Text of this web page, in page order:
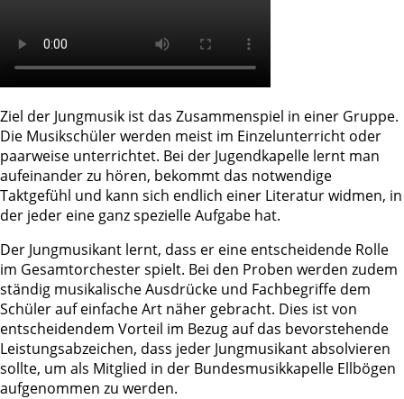
Ziel der Jungmusik ist das Zusammenspiel in einer Gruppe.
Die Musikschüler werden meist im Einzelunterricht oder
paarweise unterrichtet. Bei der Jugendkapelle lernt man
aufeinander zu hören, bekommt das notwendige
Taktgefühl und kann sich endlich einer Literatur widmen, in
der jeder eine ganz spezielle Aufgabe hat.
Der Jungmusikant lernt, dass er eine entscheidende Rolle
im Gesamtorchester spielt. Bei den Proben werden zudem
ständig musikalische Ausdrücke und Fachbegriffe dem
Schüler auf einfache Art näher gebracht. Dies ist von
entscheidendem Vorteil im Bezug auf das bevorstehende
Leistungsabzeichen, dass jeder Jungmusikant absolvieren
sollte, um als Mitglied in der Bundesmusikkapelle Ellbögen
aufgenommen zu werden.